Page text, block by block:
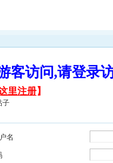
客访问,请登
里注册】
子
名